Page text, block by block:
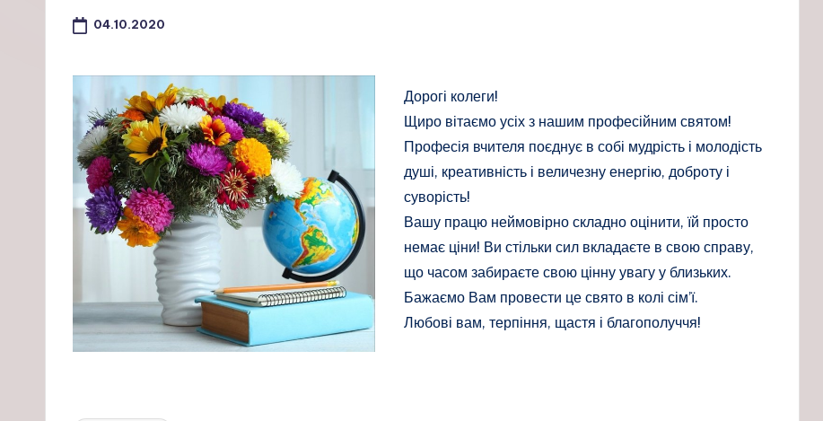
04.10.2020
Дорогі колеги!
Щиро вітаємо усіх з нашим професійним святом!
Професія вчителя поєднує в собі мудрість і молодість
душі, креативність і величезну енергію, доброту і
суворість!
Вашу працю неймовірно складно оцінити, їй просто
немає ціни! Ви стільки сил вкладаєте в свою справу,
що часом забираєте свою цінну увагу у близьких.
Бажаємо Вам провести це свято в колі сім’ї.
Любові вам, терпіння, щастя і благополуччя!